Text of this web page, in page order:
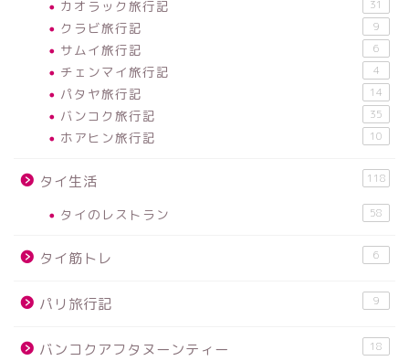
カオラック旅行記 31
クラビ旅行記 9
サムイ旅行記 6
チェンマイ旅行記 4
パタヤ旅行記 14
バンコク旅行記 35
ホアヒン旅行記 10
タイ生活 118
タイのレストラン 58
タイ筋トレ 6
パリ旅行記 9
バンコクアフタヌーンティー 18